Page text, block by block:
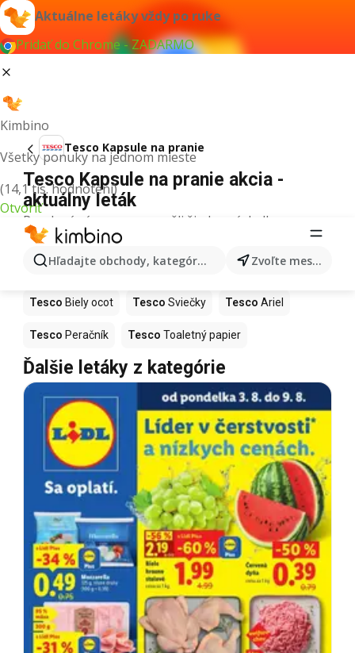
Aktuálne letáky vždy po ruke
Pridať do Chrome - ZADARMO
Kimbino
Všetky ponuky na jednom mieste
(14,1 tis. hodnotení)
Otvoriť
Hľadajte obchody, kategórie, produkty... Zvoľte mesto
Tesco Kapsule na pranie
Tesco Kapsule na pranie akcia -
aktuálny leták
Pre daný výraz sme nenašli žiadne výsledky.
Ďalšie produkty v obchodoch Tesco
Tesco Mop Torty Ryby
Tesco Biely ocot Tesco Sviečky Tesco Ariel
Tesco Peračník Tesco Toaletný papier
Ďalšie letáky z kategórie